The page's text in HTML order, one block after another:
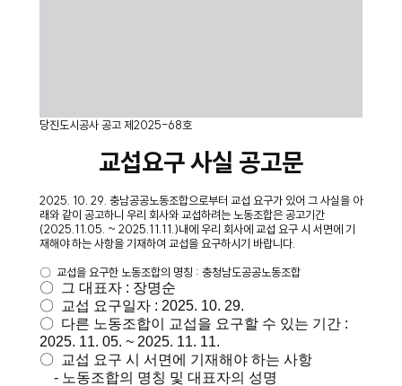
당진도시공사 공고 제2025-68호
교섭요구 사실 공고문
2025. 10. 29. 충남공공노동조합으로부터 교섭 요구가 있어 그 사실을 아
래와 같이 공고하니 우리 회사와 교섭하려는 노동조합은 공고기간
(2025.11.05. ~ 2025.11.11.)내에 우리 회사에 교섭 요구 시 서면에 기
재해야 하는 사항을 기재하여 교섭을 요구하시기 바랍니다.
〇 교섭을 요구한 노동조합의 명칭 : 충청남도공공노동조합
〇 그 대표자 : 장명순
〇 교섭 요구일자 : 2025. 10. 29.
〇 다른 노동조합이 교섭을 요구할 수 있는 기간 :
2025. 11. 05. ~ 2025. 11. 11.
〇 교섭 요구 시 서면에 기재해야 하는 사항
- 노동조합의 명칭 및 대표자의 성명